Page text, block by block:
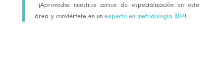
¡Aprovecha nuestros cursos de especialización en esta
área y conviértete en un experto en metodología BIM!